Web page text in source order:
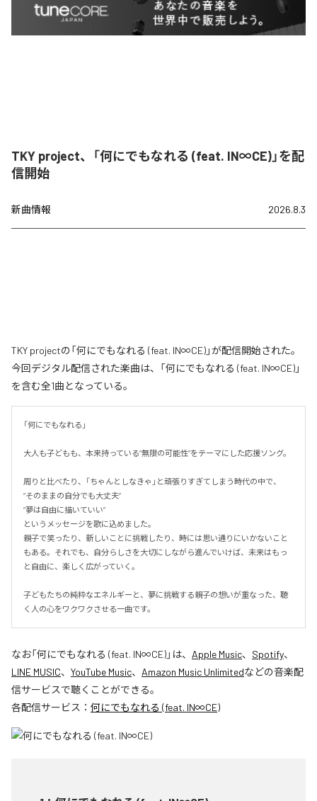
TKY project、「何にでもなれる (feat. IN∞CE)」を配
信開始
新曲情報 2026.8.3
TKY projectの「何にでもなれる (feat. IN∞CE)」が配信開始された。
今回デジタル配信された楽曲は、「何にでもなれる (feat. IN∞CE)」
を含む全1曲となっている。
「何にでもなれる」
大人も子どもも、本来持っている“無限の可能性”をテーマにした応援ソング。
周りと比べたり、「ちゃんとしなきゃ」と頑張りすぎてしまう時代の中で、
“そのままの自分でも大丈夫”
“夢は自由に描いていい”
というメッセージを歌に込めました。
親子で笑ったり、新しいことに挑戦したり、時には思い通りにいかないこと
もある。それでも、自分らしさを大切にしながら進んでいけば、未来はもっ
と自由に、楽しく広がっていく。
子どもたちの純粋なエネルギーと、夢に挑戦する親子の想いが重なった、聴
く人の心をワクワクさせる一曲です。
なお「何にでもなれる (feat. IN∞CE)」は、 Apple Music、 Spotify、
LINE MUSIC、 YouTube Music、 Amazon Music Unlimitedなどの音楽配
信サービスで聴くことができる。
各配信サービス： 何にでもなれる (feat. IN∞CE)